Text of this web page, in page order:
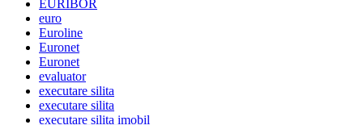
EURIBOR
euro
Euroline
Euronet
Euronet
evaluator
executare silita
executare silita
executare silita imobil